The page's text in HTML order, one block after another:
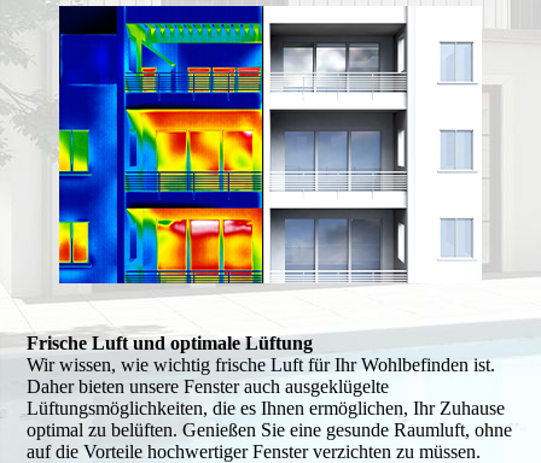
Frische Luft und optimale Lüftung
Wir wissen, wie wichtig frische Luft für Ihr Wohlbefinden ist.
Daher bieten unsere Fenster auch ausgeklügelte
Lüftungsmöglichkeiten, die es Ihnen ermöglichen, Ihr Zuhause
optimal zu belüften. Genießen Sie eine gesunde Raumluft, ohne
auf die Vorteile hochwertiger Fenster verzichten zu müssen.